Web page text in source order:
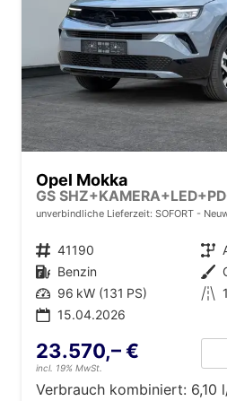
Opel Mokka
GS
unverbindliche Lieferzeit: SOFORT
Fahrzeugnr. 41190 Getriebe
Kraftstoff Benzin Außenfarbe
Leistung 96 kW (131 PS) Kilometerstand
15.04.2026
23.570,– €
incl. 19% MwSt.
Verbrauch kombiniert: 6,10